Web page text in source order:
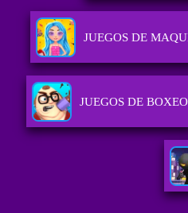
JUEGOS DE
JUEGOS DE BOXEO